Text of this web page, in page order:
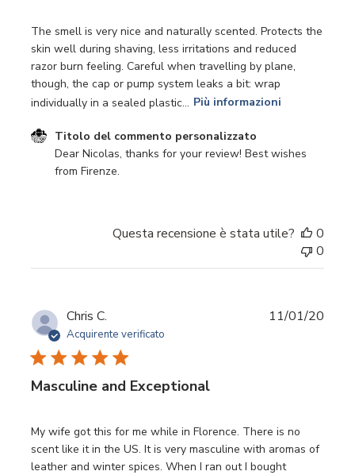
The smell is very nice and naturally scented. Protects the
skin well during shaving, less irritations and reduced
razor burn feeling. Careful when travelling by plane,
though, the cap or pump system leaks a bit: wrap
individually in a sealed plastic... Più informazioni
Commenti del proprietario del negozio sulla recensione
Titolo del commento personalizzato
Dear Nicolas, thanks for your review! Best wishes
from Firenze.
Questa recensione è stata utile?
0
0
Chris C.
Acquirente verificato
Masculine and Exceptional
My wife got this for me while in Florence. There is no
scent like it in the US. It is very masculine with aromas of
leather and winter spices. When I ran out I bought
Data
11/01/20